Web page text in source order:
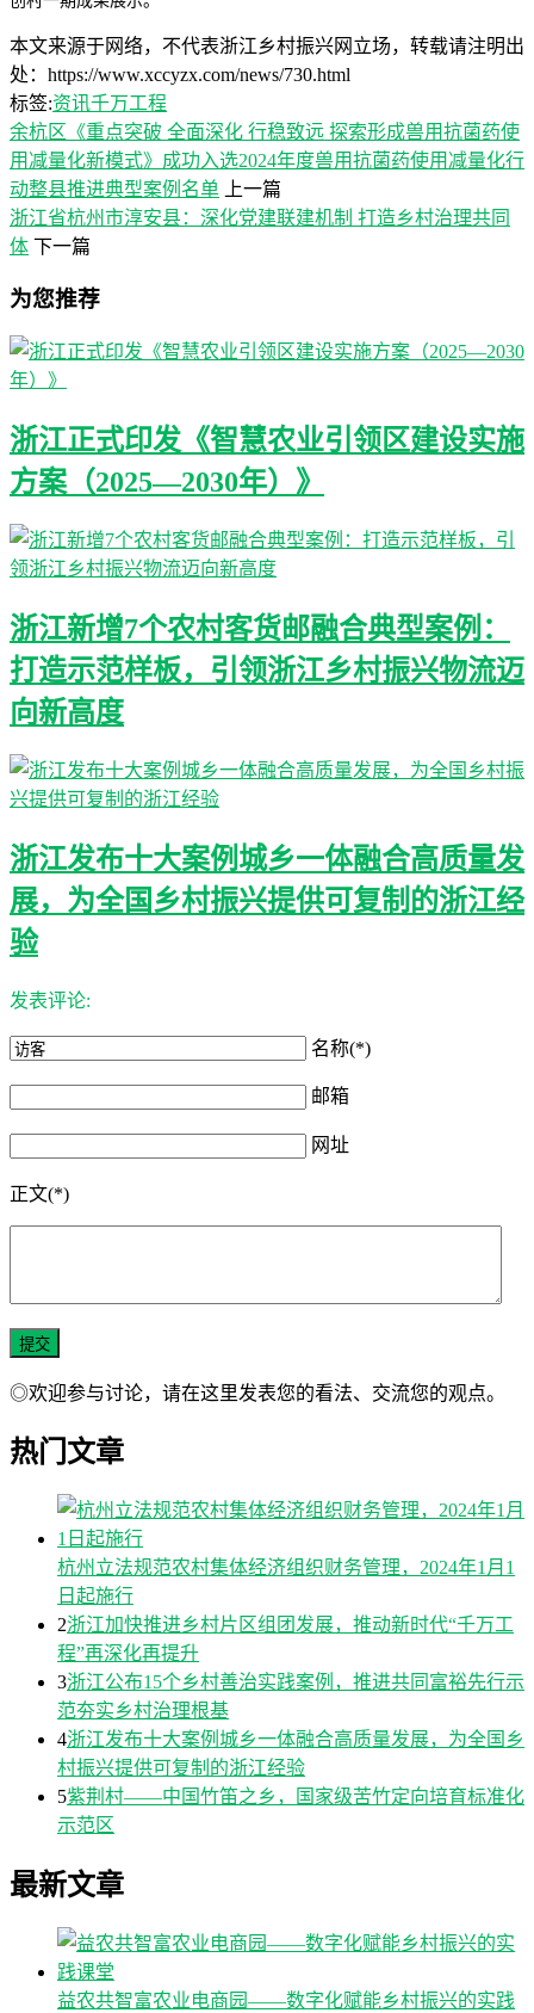
本文来源于网络，不代表浙江乡村振兴网立场，转载请注明出
处：https://www.xccyzx.com/news/730.html
标签:资讯千万工程
余杭区《重点突破 全面深化 行稳致远 探索形成兽用抗菌药使
用减量化新模式》成功入选2024年度兽用抗菌药使用减量化行
动整县推进典型案例名单
上一篇
浙江省杭州市淳安县：深化党建联建机制 打造乡村治理共同
体 下一篇
为您推荐
浙江正式印发《智慧农业引领区建设实施
方案（2025—2030年）》
浙江新增7个农村客货邮融合典型案例：
打造示范样板，引领浙江乡村振兴物流迈
向新高度
浙江发布十大案例城乡一体融合高质量发
展，为全国乡村振兴提供可复制的浙江经
验
发表评论:
名称(*)
邮箱
网址
正文(*)
◎欢迎参与讨论，请在这里发表您的看法、交流您的观点。
热门文章
杭州立法规范农村集体经济组织财务管理，2024年1月1
日起施行
2浙江加快推进乡村片区组团发展，推动新时代“千万工
程”再深化再提升
3浙江公布15个乡村善治实践案例，推进共同富裕先行示
范夯实乡村治理根基
4浙江发布十大案例城乡一体融合高质量发展，为全国乡
村振兴提供可复制的浙江经验
5紫荆村——中国竹笛之乡，国家级苦竹定向培育标准化
示范区
最新文章
益农共智富农业电商园——数字化赋能乡村振兴的实践